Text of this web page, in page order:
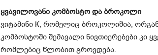
ყვავილოვანი კომბოსტო და ბროკოლი
ვიტამინი К, რომელიც ბროკოლიშია,
კომბოსტოში შემავალი ნივთიერებები კი
რომლებიც წლობით გროვდება.